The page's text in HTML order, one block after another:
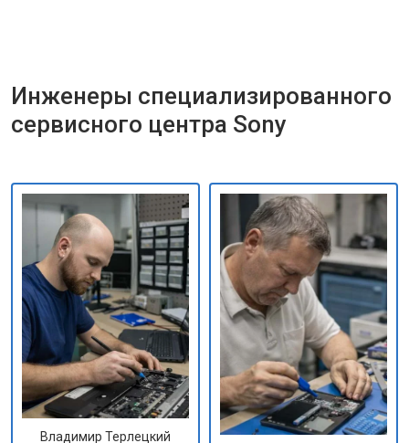
Инженеры специализированного
сервисного центра Sony
Владимир Терлецкий